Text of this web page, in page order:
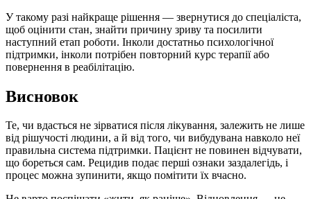
У такому разі найкраще рішення — звернутися до спеціаліста,
щоб оцінити стан, знайти причину зриву та посилити
наступний етап роботи. Інколи достатньо психологічної
підтримки, інколи потрібен повторний курс терапії або
повернення в реабілітацію.
Висновок
Те, чи вдасться не зірватися після лікування, залежить не лише
від рішучості людини, а й від того, чи вибудувана навколо неї
правильна система підтримки. Пацієнт не повинен відчувати,
що бореться сам. Рецидив подає перші ознаки заздалегідь, і
процес можна зупинити, якщо помітити їх вчасно.